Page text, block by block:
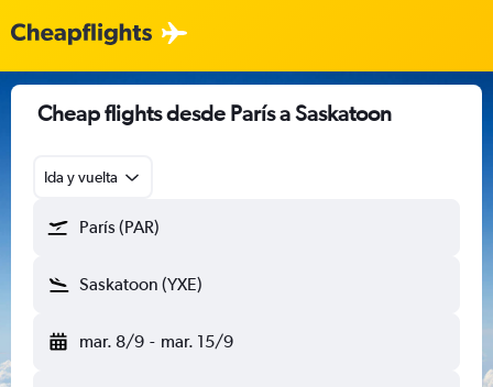
Cheap flights desde París a Saskatoon
Ida y vuelta
París (PAR)
Saskatoon (YXE)
mar. 8/9 - mar. 15/9